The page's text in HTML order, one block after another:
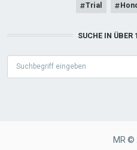
Trial
SUCHE IN
MR ©